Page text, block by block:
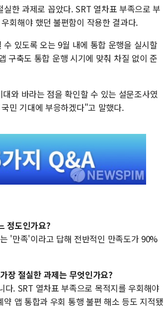
한 과제로 꼽았다. SRT 열차표 부족으로 부
회해야 했던 불편함이 작용한 결과다.
있도록 오는 9월 내에 통합 운행을 실시할
구축도 통합 운행 시기에 맞춰 차질 없이 준
와 바라는 점을 확인할 수 있는 설문조사였
민 기대에 부응하겠다"고 말했다.
정도인가요?
'만족'이라고 답해 전반적인 만족도가 90%
장 절실한 과제는 무엇인가요?
. SRT 열차표 부족으로 목적지를 우회해야
앱 통합과 우회 통행 불편 해소 등도 지적됐